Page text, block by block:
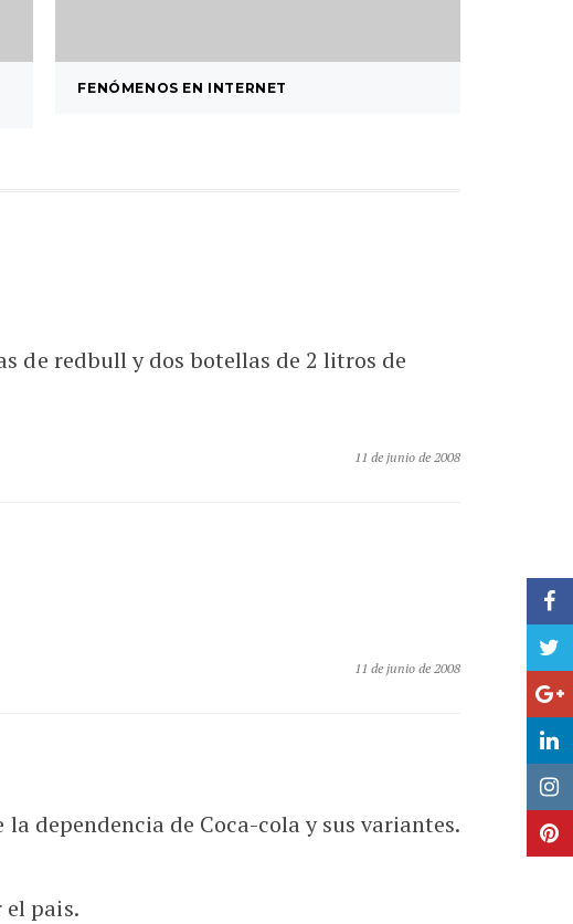
FENÓMENOS EN INTERNET
de redbull y dos botellas de 2 litros de
11 de junio de 2008
11 de junio de 2008
dependencia de Coca-cola y sus variantes.
el pais.